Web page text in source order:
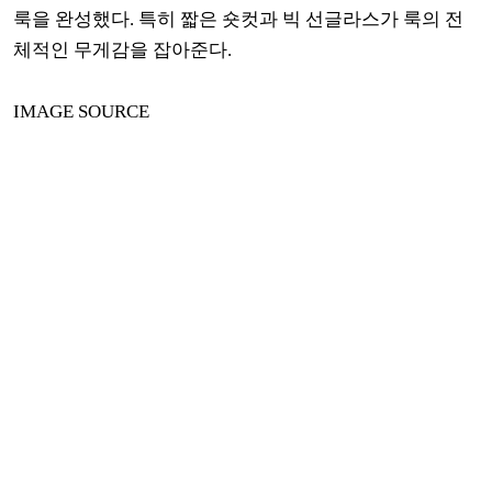
룩을 완성했다. 특히 짧은 숏컷과 빅 선글라스가 룩의 전
체적인 무게감을 잡아준다.
IMAGE SOURCE